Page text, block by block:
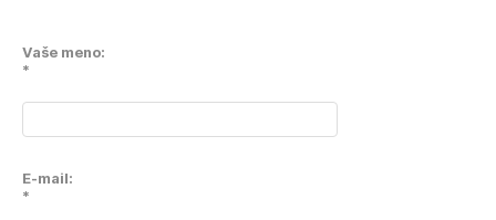
Vaše meno:
*
E-mail:
*